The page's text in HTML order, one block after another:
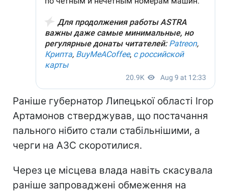
Раніше губернатор Липецької області Ігор
Артамонов стверджував, що постачання
пального нібито стали стабільнішими, а
черги на АЗС скоротилися.
Через це місцева влада навіть скасувала
раніше запроваджені обмеження на